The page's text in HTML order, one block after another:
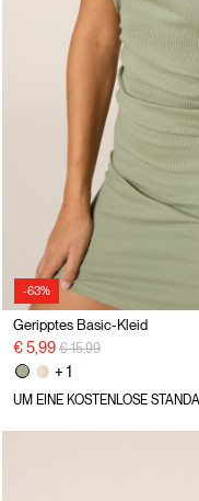
-63%
Geripptes Basic-Kleid
€ 5,99 Preisreduzierung von
€ 15,99auf
+ 1
UM EINE KOSTENLOSE